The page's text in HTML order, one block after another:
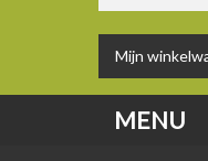
Mijn